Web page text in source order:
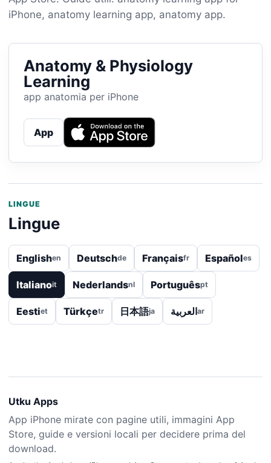
iPhone, anatomy learning app, anatomy app.
Anatomy & Physiology
Learning
app anatomia per iPhone
App
LINGUE
Lingue
Englishen Deutschde Françaisfr Españoles
Italianoit Nederlandsnl Portuguêspt
Eestiet Türkçetr 日本語ja العربيةar
Utku Apps
App iPhone mirate con pagine utili, immagini App
Store, guide e versioni locali per decidere prima del
download.